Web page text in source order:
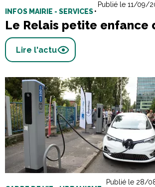
INFOS MAIRIE - SERVICES•
Publié le 11/09/
Le Relais petite enfance
Lire l'actu
Publié le 28/